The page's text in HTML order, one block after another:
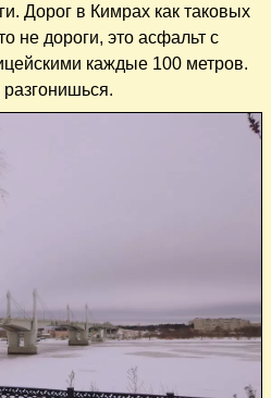
Дорог в Кимрах как таковых
не дороги, это асфальт с
каждые 100 метров.